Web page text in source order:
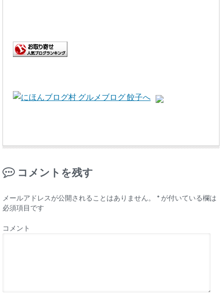
コメントを残す
メールアドレスが公開されることはありません。 * が付いている欄は
必須項目です
コメント